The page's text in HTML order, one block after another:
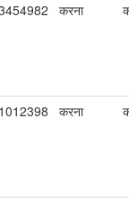
करना
करना